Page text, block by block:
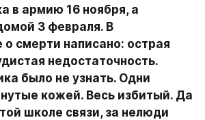
в армию 16 ноября, а
3 февраля. В
о смерти написано: острая
недостаточность.
было не узнать. Одни
кожей. Весь избитый. Да
школе связи, за нелюди